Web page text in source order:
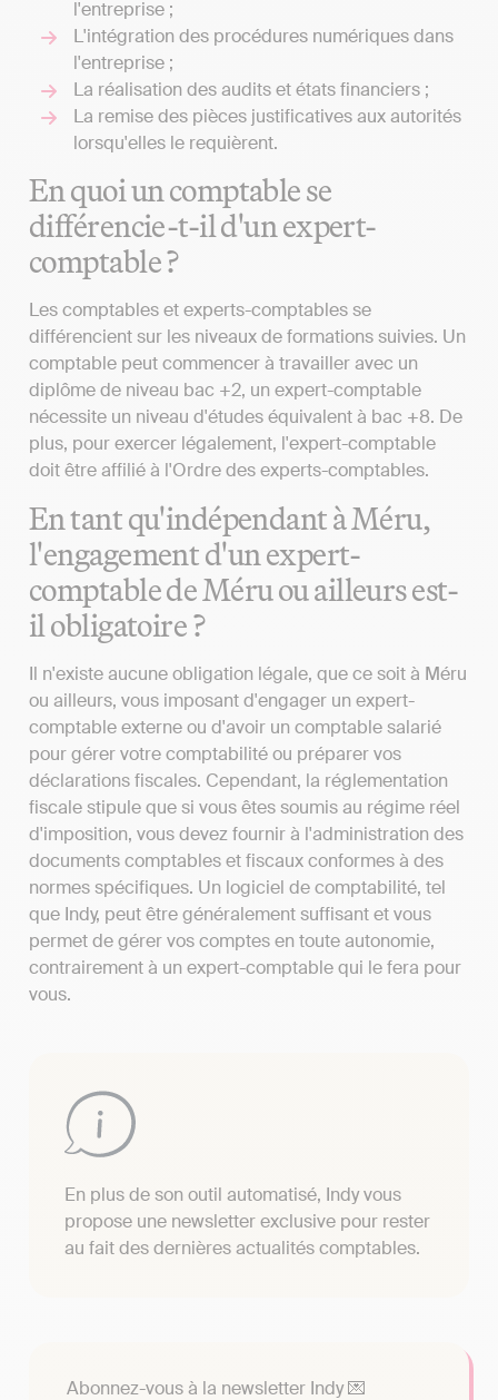
l'entreprise ;
L'intégration des procédures numériques dans
l'entreprise ;
La réalisation des audits et états financiers ;
La remise des pièces justificatives aux autorités
lorsqu'elles le requièrent.
En quoi un comptable se
différencie-t-il d'un expert-
comptable ?
Les comptables et experts-comptables se
différencient sur les niveaux de formations suivies. Un
comptable peut commencer à travailler avec un
diplôme de niveau bac +2, un expert-comptable
nécessite un niveau d'études équivalent à bac +8. De
plus, pour exercer légalement, l'expert-comptable
doit être affilié à l'Ordre des experts-comptables.
En tant qu'indépendant à Méru,
l'engagement d'un expert-
comptable de Méru ou ailleurs est-
il obligatoire ?
Il n'existe aucune obligation légale, que ce soit à Méru
ou ailleurs, vous imposant d'engager un expert-
comptable externe ou d'avoir un comptable salarié
pour gérer votre comptabilité ou préparer vos
déclarations fiscales. Cependant, la réglementation
fiscale stipule que si vous êtes soumis au régime réel
d'imposition, vous devez fournir à l'administration des
documents comptables et fiscaux conformes à des
normes spécifiques. Un logiciel de comptabilité, tel
que Indy, peut être généralement suffisant et vous
permet de gérer vos comptes en toute autonomie,
contrairement à un expert-comptable qui le fera pour
vous.
En plus de son outil automatisé, Indy vous
propose une newsletter exclusive pour rester
au fait des dernières actualités comptables.
Abonnez-vous à la newsletter Indy 💌